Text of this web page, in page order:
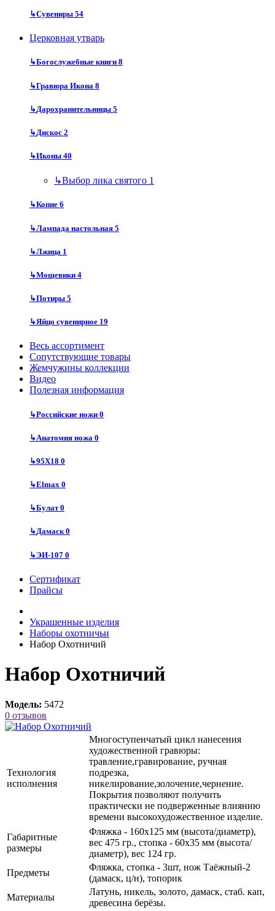
↳Сувениры 54
Церковная утварь
↳Богослужебные книги 8
↳Гравюра Икона 8
↳Дарохранительницы 5
↳Дискос 2
↳Иконы 40
↳Выбор лика святого 1
↳Копие 6
↳Лампада настольная 5
↳Лжица 1
↳Мощевики 4
↳Потиры 5
↳Яйцо сувенирное 19
Весь ассортимент
Сопутствующие товары
Жемчужины коллекции
Видео
Полезная информация
↳Российские ножи 0
↳Анатомия ножа 0
↳95Х18 0
↳Elmax 0
↳Булат0
↳Дамаск0
↳ЭИ-107 0
Сертификат
Прайсы
Украшенные изделия
Наборы охотничьи
Набор Охотничий
Набор Охотничий
Модель: 5472
0 отзывов
Технология
исполнения
Многоступенчатый цикл нанесения
художественной гравюры:
травление,гравирование, ручная
подрезка,
никелирование,золочение,чернение.
Покрытия позволяют получить
практически не подверженные влиянию
времени высокохудожественное изделие.
Габаритные
размеры
Фляжка - 160х125 мм (высота/диаметр),
вес 475 гр., стопка - 60х35 мм (высота/
диаметр), вес 124 гр.
Предметы
Фляжка, стопка - 3шт, нож Таёжный-2
(дамаск, ц/н), топорик
Материалы
Латунь, никель, золото, дамаск, стаб. кап,
древесина берёзы.